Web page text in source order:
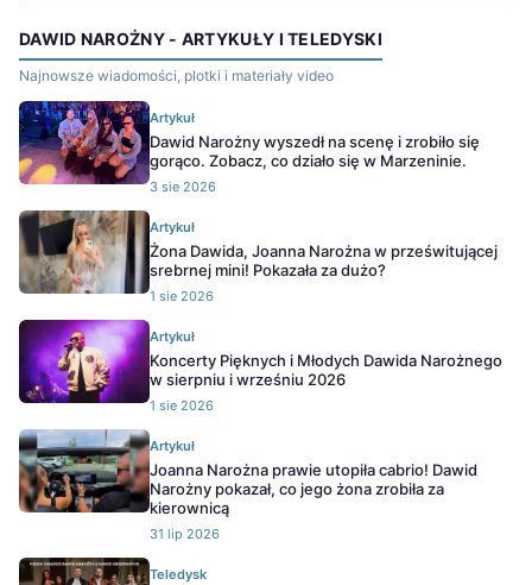
DAWID NAROŻNY - ARTYKUŁY I TELEDYSKI
Najnowsze wiadomości, plotki i materiały video
Artykuł
Dawid Narożny wyszedł na scenę i zrobiło się
gorąco. Zobacz, co działo się w Marzeninie.
3 sie 2026
Artykuł
Żona Dawida, Joanna Narożna w prześwitującej
srebrnej mini! Pokazała za dużo?
1 sie 2026
Artykuł
Koncerty Pięknych i Młodych Dawida Narożnego
w sierpniu i wrześniu 2026
1 sie 2026
Artykuł
Joanna Narożna prawie utopiła cabrio! Dawid
Narożny pokazał, co jego żona zrobiła za
kierownicą
31 lip 2026
Teledysk